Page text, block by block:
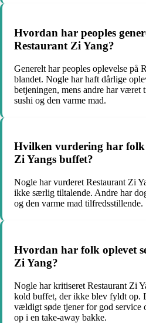
Hvordan har peoples
Restaurant Zi Yang?
Generelt har peoples oplevelse på
blandet. Nogle har haft dårlige
betjeningen, mens andre har været
sushi og den varme mad.
Hvilken vurdering har
Zi Yangs buffet?
Nogle har vurderet Restaurant Zi
ikke særlig tiltalende. Andre har
og den varme mad tilfredsstillende.
Hvordan har folk oplevet
Zi Yang?
Nogle har kritiseret Restaurant Zi
kold buffet, der ikke blev fyldt op.
vældigt søde tjener for god service
op i en take-away bakke.